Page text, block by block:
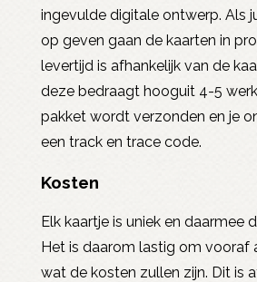
ingevulde digitale ontwerp. Als
op geven gaan de kaarten in
levertijd is afhankelijk van de
deze bedraagt hooguit 4-5
pakket wordt verzonden en je
een track en trace code.
Kosten
Elk kaartje is uniek en daarmee
Het is daarom lastig om vooraf
wat de kosten zullen zijn. Dit is